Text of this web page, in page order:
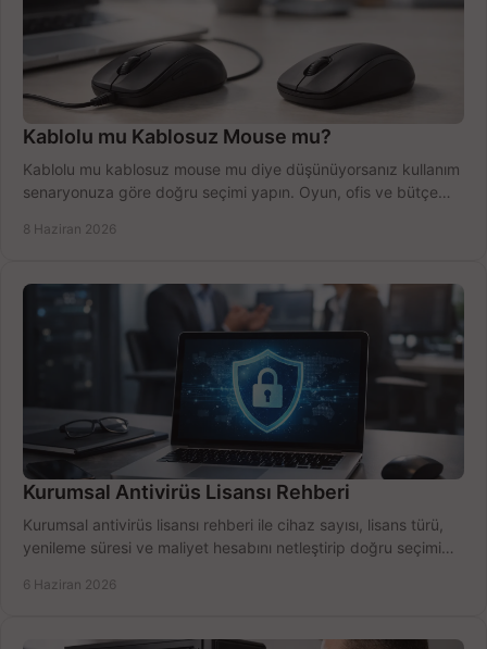
Kablolu mu Kablosuz Mouse mu?
Kablolu mu kablosuz mouse mu diye düşünüyorsanız kullanım
senaryonuza göre doğru seçimi yapın. Oyun, ofis ve bütçe
8 Haziran 2026
Kurumsal Antivirüs Lisansı Rehberi
Kurumsal antivirüs lisansı rehberi ile cihaz sayısı, lisans türü,
yenileme süresi ve maliyet hesabını netleştirip doğru seçimi
6 Haziran 2026